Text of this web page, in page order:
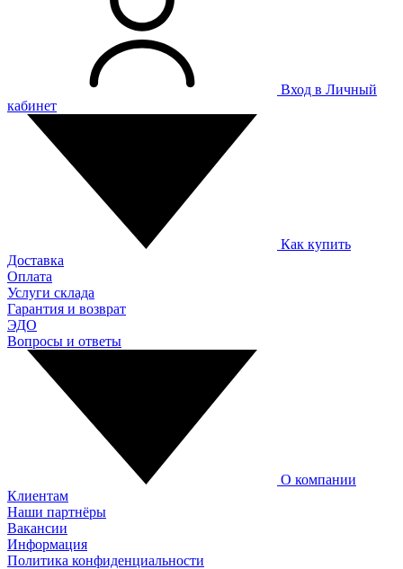
Вход в Личный
кабинет
Как купить
Доставка
Оплата
Услуги склада
Гарантия и возврат
ЭДО
Вопросы и ответы
О компании
Клиентам
Наши партнёры
Вакансии
Информация
Политика конфиденциальности